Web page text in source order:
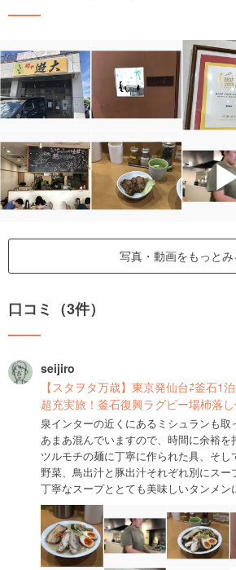
写真・動画をもっとみ
口コミ（3件）
seijiro
【スタヲタ万歳】東京発仙台⇄釜石1
超充実旅！釜石復興ラグビー場杮落し
泉インターの近くにあるミシュランも取
あまあ混んでいますので、時間に余裕を
ツルモチの麺に丁寧に作られた具、そ
野菜、鳥出汁と豚出汁それぞれ別にス
丁寧なスープととても美味しいタンメン